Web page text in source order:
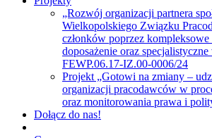
„Rozwój organizacji partnera
Wielkopolskiego Związku
członków poprzez kompleksowe
doposażenie oraz
FEWP.06.17-IZ.00-0006/24
Projekt „Gotowi na zmiany –
organizacji pracodawców w
oraz monitorowania prawa i
Dołącz do nas!